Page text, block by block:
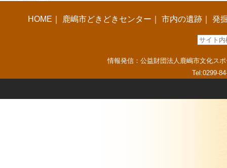
HOME 鹿嶋市どきどきセンター ｜市内の遺跡 ｜発
情報発信：公益財団法人鹿嶋市文化ス
Tel:0299-